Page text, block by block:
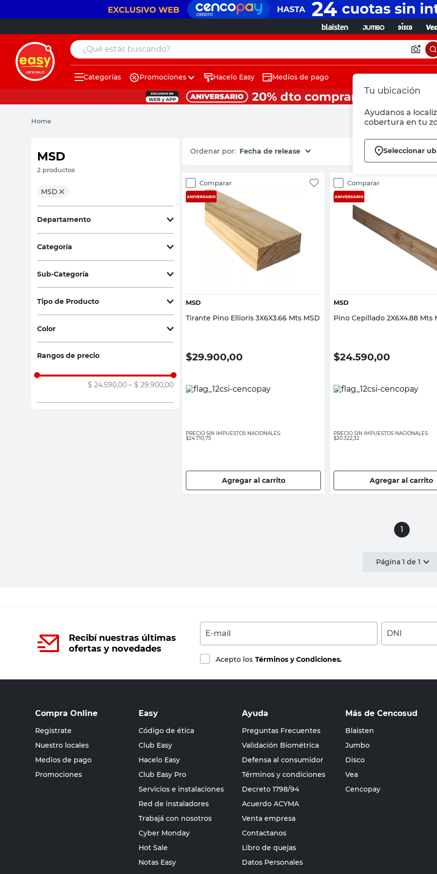
¿Qué estás buscando?
Tu ubicación
Ayudanos a
cobertura en tu
Seleccionar
Categorías Promociones Hacelo Easy Medios de pago
Home
MSD
2 productos
MSD
Departamento
Categoría
Sub-Categoría
Tipo de Producto
Color
Beige
Rangos de precio
$ 24.590,00 – $ 29.900,00
Fecha de release
Comparar
Vista rápida
MSD
Tirante Pino Ellioris 3X6X3.66 Mts MSD
$29.900,00
PRECIO SIN IMPUESTOS NACIONALES:
$24.710,75
Agregar al carrito
Comparar
Vista rápida
MSD
Pino Cepillado 2X6X4.88 Mts
$24.590,00
PRECIO SIN IMPUESTOS NACIONALES:
$20.322,32
Agregar al carrito
1
Página 1 de 1
Recibí nuestras últimas
ofertas y novedades
E-mail DNI
Acepto los Términos y Condiciones.
Compra Online
Registrate
Nuestro locales
Medios de pago
Promociones
Easy
Código de ética
Club Easy
Hacelo Easy
Club Easy Pro
Servicios e instalaciones
Red de instaladores
Trabajá con nosotros
Cyber Monday
Hot Sale
Notas Easy
Ayuda
Preguntas Frecuentes
Validación Biométrica
Defensa al consumidor
Términos y condiciones
Decreto 1798/94
Acuerdo ACYMA
Venta empresa
Contactanos
Libro de quejas
Datos Personales
Más de Cencosud
Blaisten
Jumbo
Disco
Vea
Cencopay
muebles
espejo